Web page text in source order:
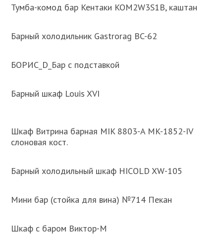
Тумба-комод бар Кентаки KOM2W3S1B, каштан
Барный холодильник Gastrorag BC-62
БОРИС_D_Бар с подставкой
Барный шкаф Louis XVI
Шкаф Витрина барная MIK 8803-A MK-1852-IV
слоновая кост.
Барный холодильный шкаф HICOLD XW-105
Мини бар (стойка для вина) №714 Пекан
Шкаф с баром Виктор-М